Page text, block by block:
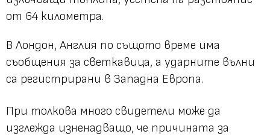
от 64 километра.
В Лондон, Англия по същото време има
съобщения за светкавица, а ударните вълни
са регистрирани в Западна Европа.
При толкова много свидетели може да
изглежда изненадващо, че причината за